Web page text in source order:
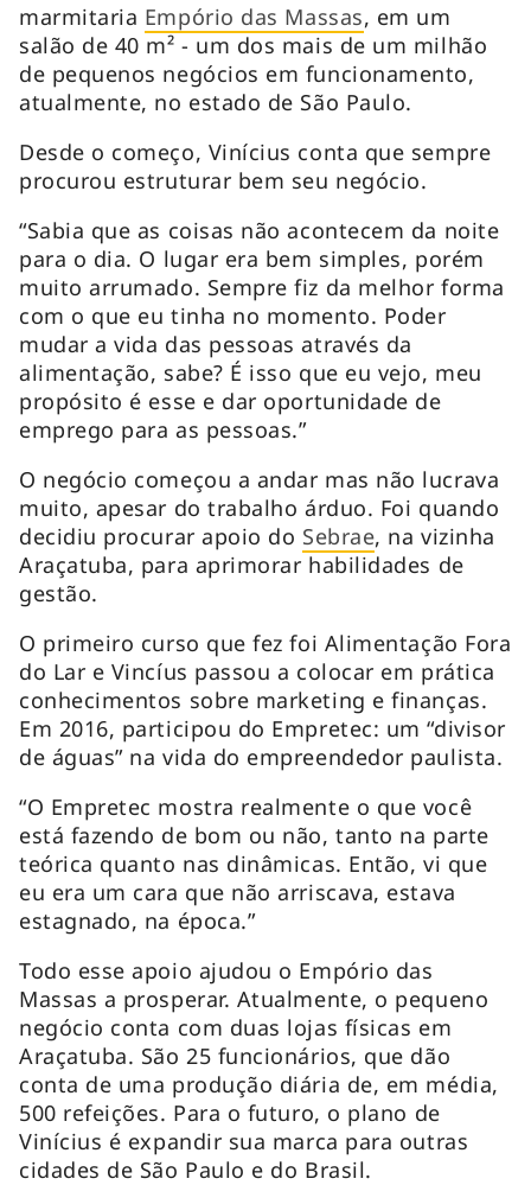
marmitaria Empório das Massas, em um
salão de 40 m² - um dos mais de um milhão
de pequenos negócios em funcionamento,
atualmente, no estado de São Paulo.
Desde o começo, Vinícius conta que sempre
procurou estruturar bem seu negócio.
“Sabia que as coisas não acontecem da noite
para o dia. O lugar era bem simples, porém
muito arrumado. Sempre fiz da melhor forma
com o que eu tinha no momento. Poder
mudar a vida das pessoas através da
alimentação, sabe? É isso que eu vejo, meu
propósito é esse e dar oportunidade de
emprego para as pessoas.”
O negócio começou a andar mas não lucrava
muito, apesar do trabalho árduo. Foi quando
decidiu procurar apoio do Sebrae, na vizinha
Araçatuba, para aprimorar habilidades de
gestão.
O primeiro curso que fez foi Alimentação Fora
do Lar e Vincíus passou a colocar em prática
conhecimentos sobre marketing e finanças.
Em 2016, participou do Empretec: um “divisor
de águas” na vida do empreendedor paulista.
“O Empretec mostra realmente o que você
está fazendo de bom ou não, tanto na parte
teórica quanto nas dinâmicas. Então, vi que
eu era um cara que não arriscava, estava
estagnado, na época.”
Todo esse apoio ajudou o Empório das
Massas a prosperar. Atualmente, o pequeno
negócio conta com duas lojas físicas em
Araçatuba. São 25 funcionários, que dão
conta de uma produção diária de, em média,
500 refeições. Para o futuro, o plano de
Vinícius é expandir sua marca para outras
cidades de São Paulo e do Brasil.